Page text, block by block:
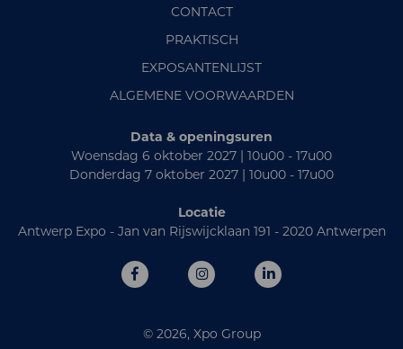
CONTACT
PRAKTISCH
EXPOSANTENLIJST
ALGEMENE VOORWAARDEN
Data & openingsuren
Woensdag 6 oktober 2027 | 10u00 - 17u00
Donderdag 7 oktober 2027 | 10u00 - 17u00
Locatie
Antwerp Expo - Jan van Rijswijcklaan 191 - 2020 Antwerpen
© 2026, Xpo Group